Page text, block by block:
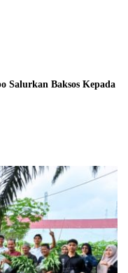
Salurkan Baksos Kepada